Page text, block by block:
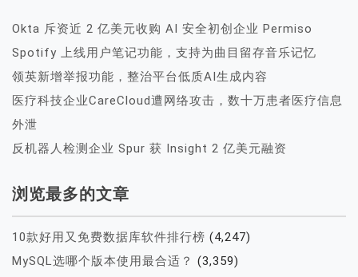
Okta 斥资近 2 亿美元收购 AI 安全初创企业 Permiso
Spotify 上线用户笔记功能，支持为曲目留存音乐记忆
领英新增举报功能，整治平台低质AI生成内容
医疗科技企业CareCloud遭网络攻击，数十万患者医疗信息
外泄
反机器人检测企业 Spur 获 Insight 2 亿美元融资
浏览最多的文章
10款好用又免费数据库软件排行榜 (4,247)
MySQL选哪个版本使用最合适？ (3,359)